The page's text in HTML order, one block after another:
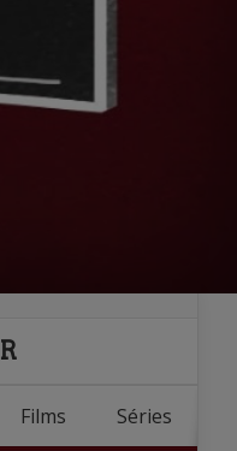
Films Séries